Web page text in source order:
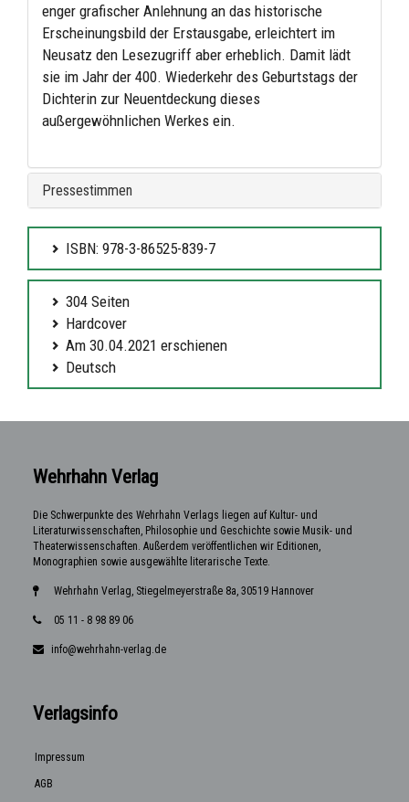
enger grafischer Anlehnung an das historische
Erscheinungsbild der Erstausgabe, erleichtert im
Neusatz den Lesezugriff aber erheblich. Damit lädt
sie im Jahr der 400. Wiederkehr des Geburtstags der
Dichterin zur Neuentdeckung dieses
außergewöhnlichen Werkes ein.
Pressestimmen
ISBN: 978-3-86525-839-7
304 Seiten
Hardcover
Am 30.04.2021 erschienen
Deutsch
Wehrhahn Verlag
Die Schwerpunkte des Wehrhahn Verlags liegen auf Kultur- und
Literaturwissenschaften, Philosophie und Geschichte sowie Musik- und
Theaterwissenschaften. Außerdem veröffentlichen wir Editionen,
Monographien sowie ausgewählte literarische Texte.
Wehrhahn Verlag, Stiegelmeyerstraße 8a, 30519 Hannover
05 11 - 8 98 89 06
info@wehrhahn-verlag.de
Verlagsinfo
Impressum
AGB